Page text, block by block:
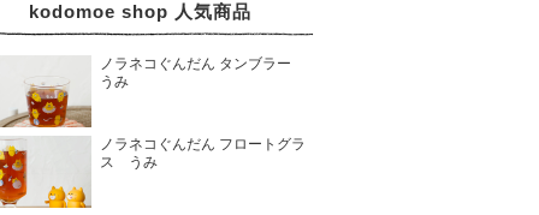
kodomoe shop 人気商品
ノラネコぐんだん タンブラー
うみ
ノラネコぐんだん フロートグラ
ス うみ